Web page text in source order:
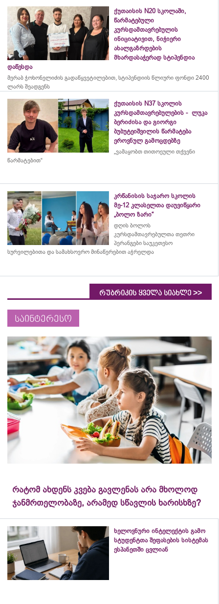
ქუთაისის N20 სკოლაში,
წარმატებული
კურსდამთავრებულის
ინიციატივით, ნიჭიერი
ახალგაზრდების
მხარდასაჭერად სტიპენდია
დაწესდა
მერაბ ჭოხონელიძის გადაწყვეტილებით, სტიპენდიის წლიური ფონდი 2400
ლარს შეადგენს
ქუთაისის N37 სკოლის
კურსდამთავრებულების - ლუკა
ბერიძისა და გიორგი
ბუბუტეიშვილის წარმატება
ეროვნულ გამოცდებზე
„ვამაყობთ თითოეული თქვენი
წარმატებით“
კრწანისის საჯარო სკოლის
მე-12 კლასელთა დაუვიწყარი
„ბოლო ზარი“
დღის ბოლოს
კურსდამთავრებულთა თეთრი
პერანგები საუკეთესო
სურვილებითა და სამახსოვრო მინაწერებით აჭრელდა
რუბრიკის ყველა სიახლე >>
საინტერესო
რატომ ახდენს კვება გავლენას არა მხოლოდ
ჯანმრთელობაზე, არამედ სწავლის ხარისხზე?
ხელოვნური ინტელექტის გამო
სტუდენტთა შეფასების სისტემას
ესპანეთში ცვლიან